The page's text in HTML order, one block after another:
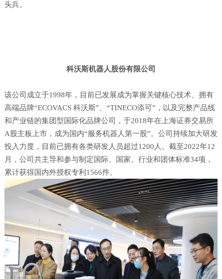
头兵。
科沃斯机器人股份有限公司
该公司成立于1998年，目前已发展成为掌握关键核心技术、拥有
高端品牌“ECOVACS 科沃斯”、“TINECO添可”，以及完整产品线
和产业链的集团型国际化品牌公司，于2018年在上海证券交易所
A股主板上市，成为国内“服务机器人第一股”。公司持续加大研发
投入力度，目前已拥有各类研发人员超过1200人。截至2022年12
月，公司共主导和参与制定国际、国家、行业和团体标准34项，
累计获得国内外授权专利1566件。